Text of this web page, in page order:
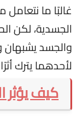
غالبًا ما
الجسدية، لكن
والجسد
لأحدهما يترك
كيف يؤثر